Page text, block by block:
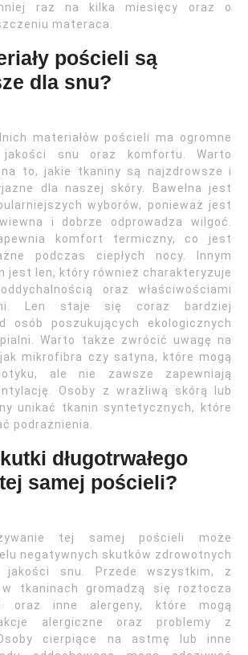
raz na kilka miesięcy oraz o
materaca.
pościeli są
dla snu?
materiałów pościeli ma ogromne
jakości snu oraz komfortu. Warto
to, jakie tkaniny są najzdrowsze i
dla naszej skóry. Bawełna jest
wyborów, ponieważ jest
i dobrze odprowadza wilgoć.
komfort termiczny, co jest
podczas ciepłych nocy. Innym
jest len, który również charakteryzuje
oraz właściwościami
Len staje się coraz bardziej
osób poszukujących ekologicznych
Warto także zwrócić uwagę na
mikrofibra czy satyna, które mogą
ale nie zawsze zapewniają
Osoby z wrażliwą skórą lub
unikać tkanin syntetycznych, które
podrażnienia.
długotrwałego
samej pościeli?
tej samej pościeli może
negatywnych skutków zdrowotnych
jakości snu. Przede wszystkim, z
tkaninach gromadzą się roztocza
oraz inne alergeny, które mogą
alergiczne oraz problemy z
cierpiące na astmę lub inne